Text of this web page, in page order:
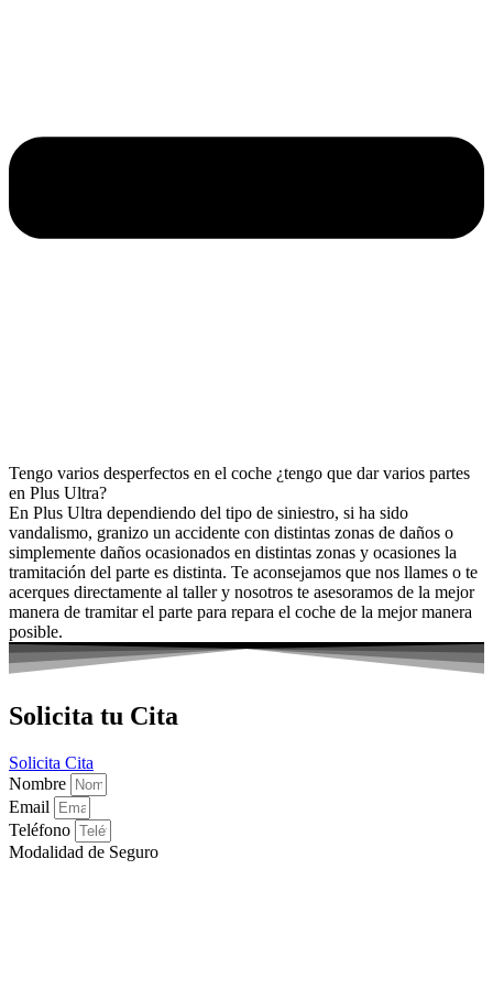
Tengo varios desperfectos en el coche ¿tengo que dar varios partes
en Plus Ultra?
En Plus Ultra dependiendo del tipo de siniestro, si ha sido
vandalismo, granizo un accidente con distintas zonas de daños o
simplemente daños ocasionados en distintas zonas y ocasiones la
tramitación del parte es distinta. Te aconsejamos que nos llames o te
acerques directamente al taller y nosotros te asesoramos de la mejor
manera de tramitar el parte para repara el coche de la mejor manera
posible.
Solicita tu Cita
Solicita Cita
Nombre
Email
Teléfono
Modalidad de Seguro